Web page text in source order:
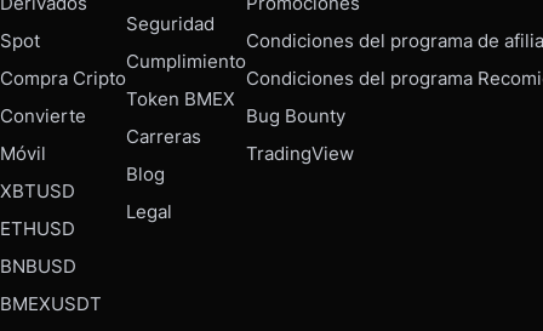
Spot
Compra Cripto
Convierte
Móvil
XBTUSD
ETHUSD
BNBUSD
BMEXUSDT
Seguridad
Cumplimiento
Token BMEX
Carreras
Blog
Legal
Condiciones del programa de
Condiciones del programa
Bug Bounty
TradingView